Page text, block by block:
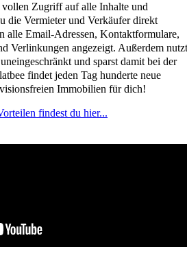
Zugriff auf alle Inhalte und
die Vermieter und Verkäufer direkt
alle Email-Adressen, Kontaktformulare,
Verlinkungen angezeigt. Außerdem nutzt
und sparst damit bei der
findet jeden Tag hunderte neue
Immobilien für dich!
findest du hier...